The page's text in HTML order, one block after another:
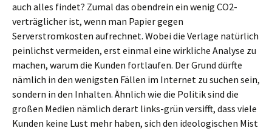
auch alles findet? Zumal das obendrein ein wenig CO2-
verträglicher ist, wenn man Papier gegen
Serverstromkosten aufrechnet. Wobei die Verlage natürlich
peinlichst vermeiden, erst einmal eine wirkliche Analyse zu
machen, warum die Kunden fortlaufen. Der Grund dürfte
nämlich in den wenigsten Fällen im Internet zu suchen sein,
sondern in den Inhalten. Ähnlich wie die Politik sind die
großen Medien nämlich derart links-grün versifft, dass viele
Kunden keine Lust mehr haben, sich den ideologischen Mist